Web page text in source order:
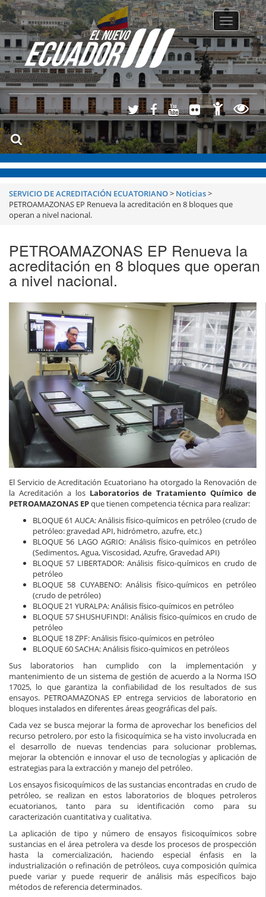
Toggle
SERVICIO DE ACREDITACIÓN ECUATORIANO> Noticias>
PETROAMAZONAS EP Renueva la acreditación en 8 bloques que
operan a nivel nacional.
PETROAMAZONAS EP Renueva la
acreditación en 8 bloques que operan
a nivel nacional.
El Servicio de Acreditación Ecuatoriano ha otorgado la Renovación de
la Acreditación a los Laboratorios de Tratamiento Químico de
PETROAMAZONAS EPque tienen competencia técnica para realizar:
BLOQUE 61 AUCA: Análisis físico-químicos en petróleo (crudo de
petróleo: gravedad API, hidrómetro, azufre, etc.)
BLOQUE 56 LAGO AGRIO: Análisis físico-químicos en petróleo
(Sedimentos, Agua, Viscosidad, Azufre, Gravedad API)
BLOQUE 57 LIBERTADOR: Análisis físico-químicos en crudo de
petróleo
BLOQUE 58 CUYABENO: Análisis físico-químicos en petróleo
(crudo de petróleo)
BLOQUE 21 YURALPA: Análisis físico-químicos en petróleo
BLOQUE 57 SHUSHUFINDI: Análisis físico-químicos en crudo de
petróleo
BLOQUE 18 ZPF: Análisis físico-químicos en petróleo
BLOQUE 60 SACHA: Análisis físico-químicos en petróleos
Sus laboratorios han cumplido con la implementación y
mantenimiento de un sistema de gestión de acuerdo a la Norma ISO
17025, lo que garantiza la confiabilidad de los resultados de sus
ensayos. PETROAMAZONAS EP entrega servicios de laboratorio en
bloques instalados en diferentes áreas geográficas del país.
Cada vez se busca mejorar la forma de aprovechar los beneficios del
recurso petrolero, por esto la fisicoquímica se ha visto involucrada en
el desarrollo de nuevas tendencias para solucionar problemas,
mejorar la obtención e innovar el uso de tecnologías y aplicación de
estrategias para la extracción y manejo del petróleo.
Los ensayos fisicoquímicos de las sustancias encontradas en crudo de
petróleo, se realizan en estos laboratorios de bloques petroleros
ecuatorianos, tanto para su identificación como para su
caracterización cuantitativa y cualitativa.
La aplicación de tipo y número de ensayos fisicoquímicos sobre
sustancias en el área petrolera va desde los procesos de prospección
hasta la comercialización, haciendo especial énfasis en la
industrialización o refinación de petróleos, cuya composición química
puede variar y puede requerir de análisis más específicos bajo
métodos de referencia determinados.